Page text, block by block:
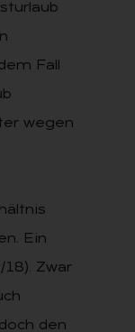
Fall
wegen
Ein
Zwar
den